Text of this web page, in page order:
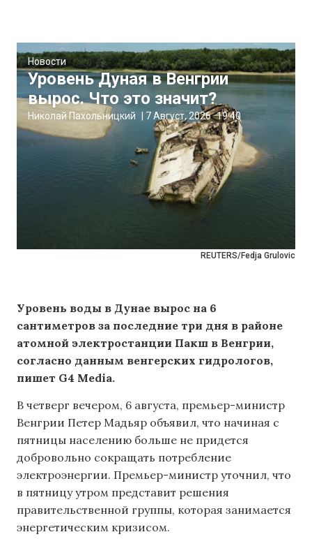
REUTERS/Fedja Grulovic
Новости
Уровень Дуная в Венгрии
вырос. Что это значит?
Николай Пахольницкий 7 Август, 2026 19:40
Уровень воды в Дунае вырос на 6
сантиметров за последние три дня в районе
атомной электростанции Пакш в Венгрии,
согласно данным венгерских гидрологов,
пишет G4 Media.
В четверг вечером, 6 августа, премьер-министр
Венгрии Петер Мадьяр объявил, что начиная с
пятницы населению больше не придется
добровольно сокращать потребление
электроэнергии. Премьер-министр уточнил, что
в пятницу утром представит решения
правительственной группы, которая занимается
энергетическим кризисом.